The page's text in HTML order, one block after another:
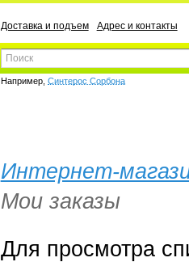
Доставка и подъем Адрес и контакты
Например, Синтерос Сорбона
Интернет-
Мои заказы
Для просмотра